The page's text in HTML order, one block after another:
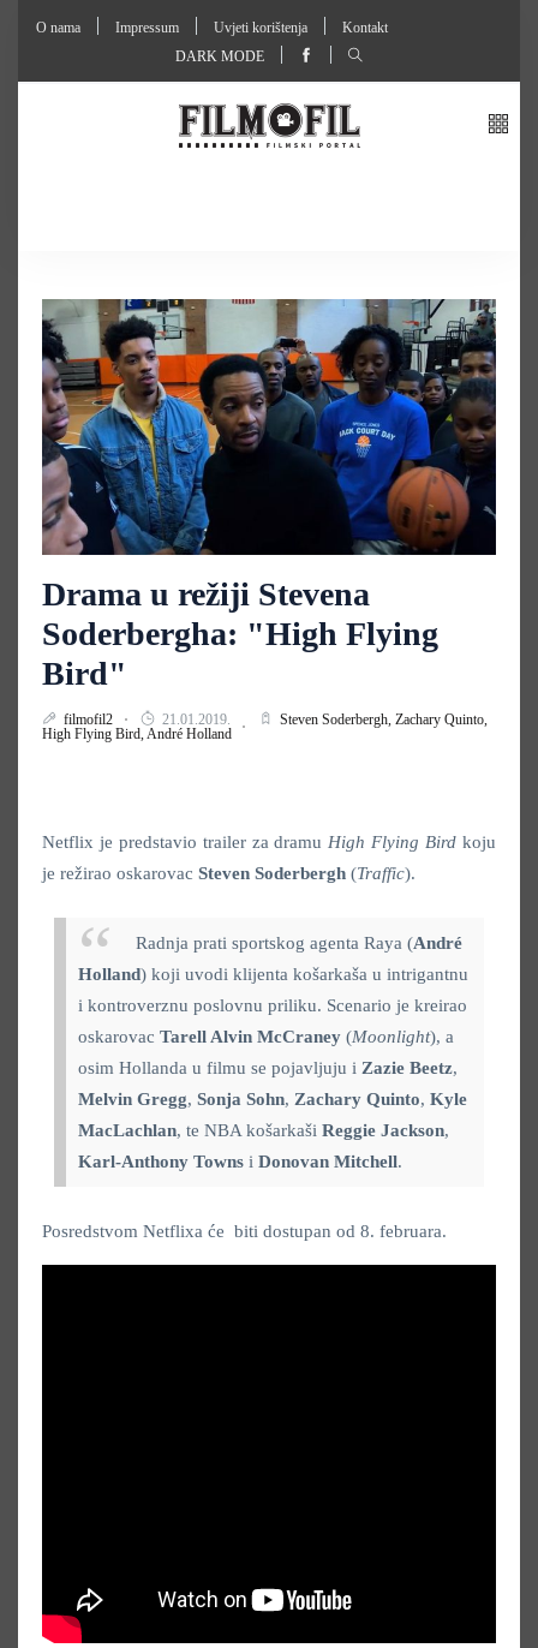
O nama Impressum Uvjeti korištenja
Kontakt
DARK MODE
Drama u režiji Stevena
Soderbergha: "High Flying
Bird"
filmofil2 21.01.2019. Steven Soderbergh, Zachary Quinto,
High Flying Bird, André Holland
Netflix je predstavio trailer za dramu High Flying Birdkoju
je režirao oskarovac Steven Soderbergh (Traffic).
Radnja prati sportskog agenta Raya (André
Holland) koji uvodi klijenta košarkaša u intrigantnu
i kontroverznu poslovnu priliku. Scenario je kreirao
oskarovac Tarell Alvin McCraney (Moonlight), a
osim Hollanda u filmu se pojavljuju i Zazie Beetz,
Melvin Gregg, Sonja Sohn, Zachary Quinto, Kyle
MacLachlan, te NBA košarkaši Reggie Jackson,
Karl-Anthony Towns i Donovan Mitchell.
Posredstvom Netflixa će biti dostupan od 8. februara.